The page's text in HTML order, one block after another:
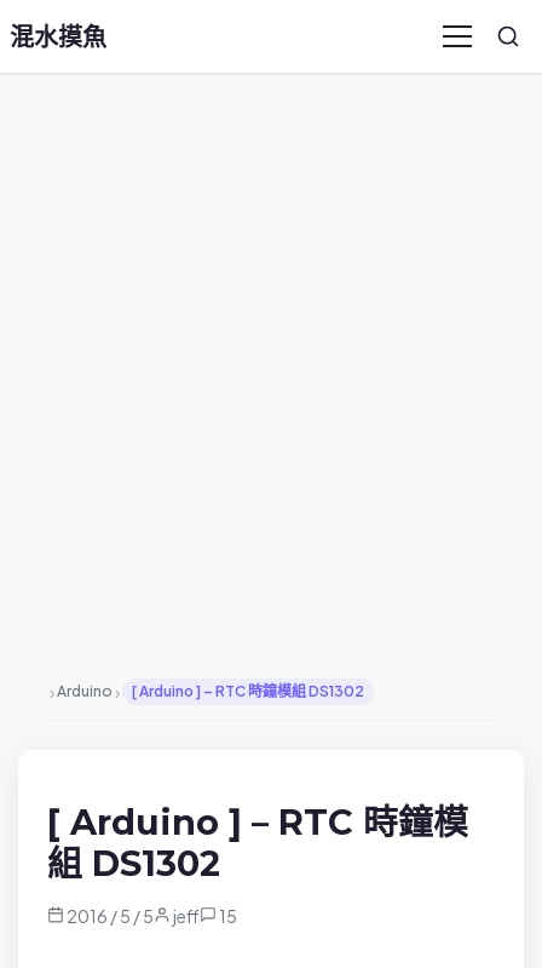
混水摸魚 Menu
›Arduino › [ Arduino ] – RTC 時鐘模組 DS1302
[ Arduino ] – RTC 時鐘模
組 DS1302
2016 / 5 / 5 jeff 15